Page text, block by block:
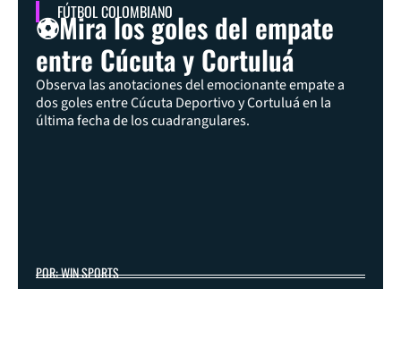
FÚTBOL COLOMBIANO
⚽Mira los goles del empate
entre Cúcuta y Cortuluá
Observa las anotaciones del emocionante empate a
dos goles entre Cúcuta Deportivo y Cortuluá en la
última fecha de los cuadrangulares.
POR: WIN SPORTS